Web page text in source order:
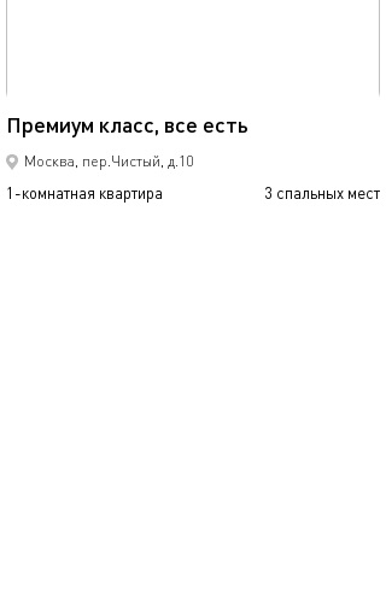
Премиум класс, все есть
Москва, пер.Чистый, д.10
1-комнатная квартира 3 спальных мест